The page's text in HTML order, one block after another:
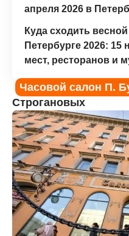
апреля 2026 в
Куда сходить
Петербурге 2026: 15
мест, ресторанов и
Часовой салон П.
Строгановых